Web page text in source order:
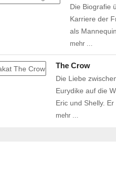
Die Biografie
Karriere der
als
mehr ...
The Crow
Die Liebe
Eurydike auf die
Eric und Shelly.
mehr ...